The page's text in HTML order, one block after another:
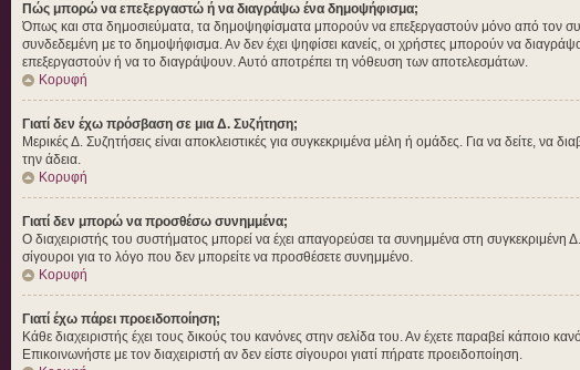
Πώς μπορώ να επεξεργαστώ ή να διαγράψω ένα δημοψήφισμα;
Όπως και στα δημοσιεύματα, τα δημοψηφίσματα μπορούν να επεξεργαστούν μόνο από τον
συνδεδεμένη με το δημοψήφισμα. Αν δεν έχει ψηφίσει κανείς, οι χρήστες μπορούν να
επεξεργαστούν ή να το διαγράψουν. Αυτό αποτρέπει τη νόθευση των αποτελεσμάτων.
Κορυφή
Γιατί δεν έχω πρόσβαση σε μια Δ. Συζήτηση;
Μερικές Δ. Συζητήσεις είναι αποκλειστικές για συγκεκριμένα μέλη ή ομάδες. Για να δείτε, να
την άδεια.
Κορυφή
Γιατί δεν μπορώ να προσθέσω συνημμένα;
Ο διαχειριστής του συστήματος μπορεί να έχει απαγορεύσει τα συνημμένα στη
σίγουροι για το λόγο που δεν μπορείτε να προσθέσετε συνημμένο.
Κορυφή
Γιατί έχω πάρει προειδοποίηση;
Κάθε διαχειριστής έχει τους δικούς του κανόνες στην σελίδα του. Αν έχετε παραβεί κάποιο
Επικοινωνήστε με τον διαχειριστή αν δεν είστε σίγουροι γιατί πήρατε προειδοποίηση.